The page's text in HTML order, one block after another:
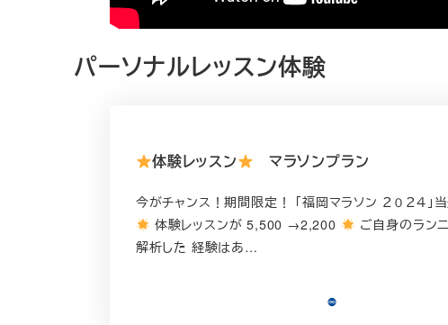
パーソナルレッスン体験
体験レッスン マラソンプラン
今がチャンス！期間限定！ 「福岡マラソン ２０２４」
体験レッスンが 5,500 →2,200
ご自身のラン
解析した 経験はあ…